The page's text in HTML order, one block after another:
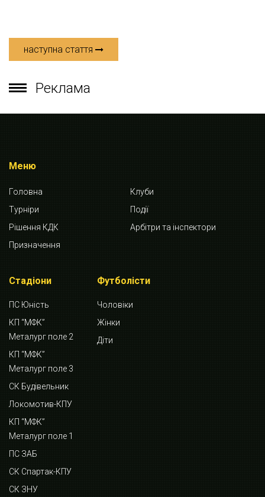
наступна стаття
Реклама
Меню
Головна
Клуби
Турніри
Події
Рішення КДК
Арбітри та інспектори
Призначення
Стадіони
ПС Юність
КП “МФК”
Металург поле 2
КП “МФК”
Металург поле 3
СК Будівельник
Локомотив-КПУ
КП “МФК”
Металург поле 1
ПС ЗАБ
СК Спартак-КПУ
СК ЗНУ
Футболісти
Чоловіки
Жінки
Діти